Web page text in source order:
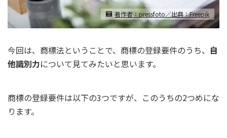
著作者：pressfoto／出典：Freepik
今回は、商標法ということで、商標の登録要件のうち、 自
他識別力について見てみたいと思います。
商標の登録要件は以下の3つですが、このうちの2つめにな
ります。